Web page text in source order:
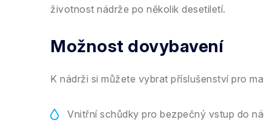
životnost nádrže po několik desetiletí.
Možnost dovybavení
K nádrži si můžete vybrat příslušenství pro
Vnitřní schůdky pro bezpečný vstup do